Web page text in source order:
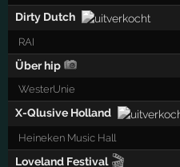
Dirty Dutch
RAI
Über hip
WesterUnie
X-Qlusive Holland
Heineken Music Hall
Loveland Festival 🎬